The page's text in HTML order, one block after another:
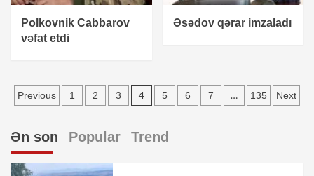
Polkovnik Cabbarov
vəfat etdi
Əsədov qərar imzaladı
Yazı
Previous 1 2 3 4 5 6 7 … 135 Next
Ən son Popular Trend